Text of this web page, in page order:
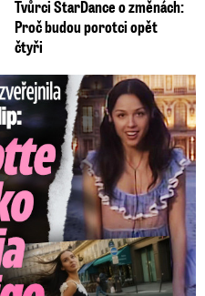
Tvůrci StarDance o změnách:
Proč budou porotci opět
čtyři
Je jako Olivie Rodrigo!